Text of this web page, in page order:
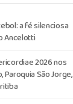
a fé silenciosa
Ancelotti
2026 nos
Paroquia São Jorge,